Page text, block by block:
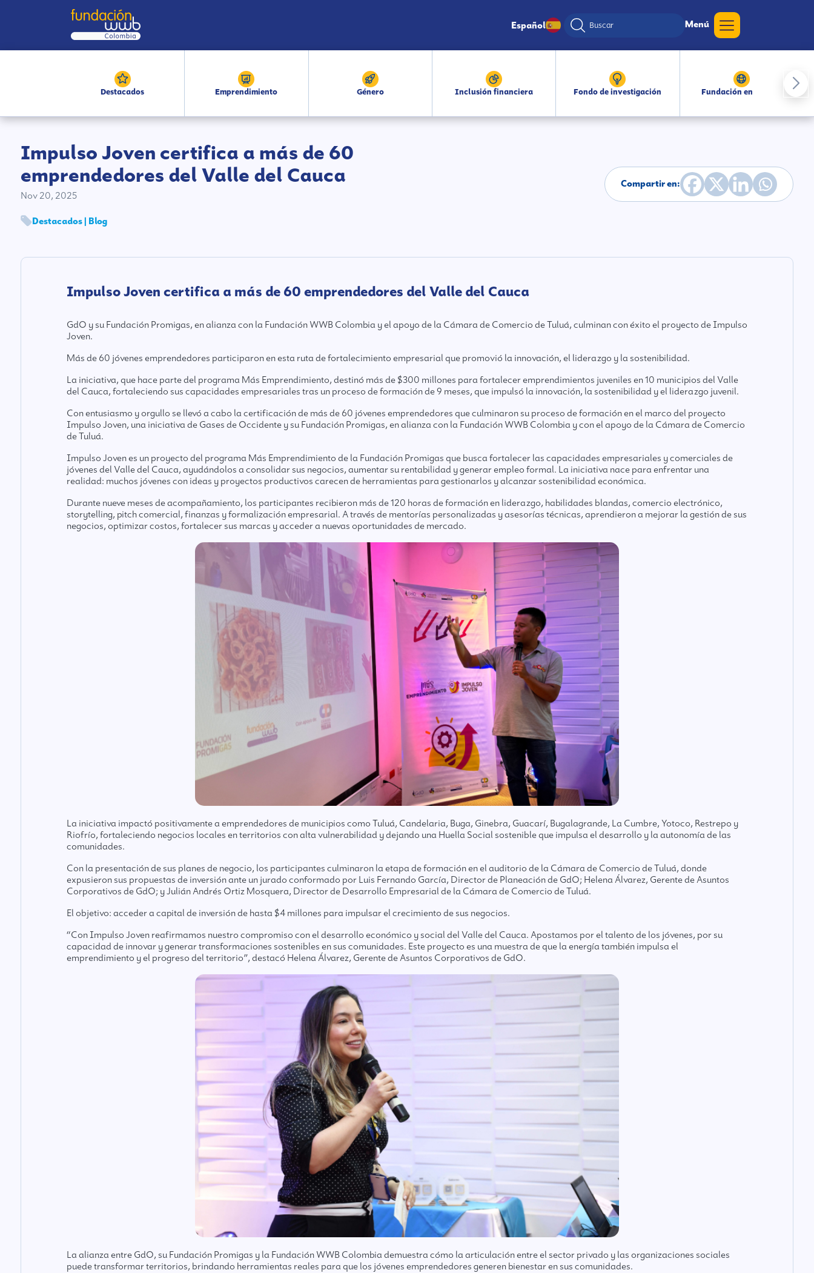
Español Menú
Destacados Emprendimiento Género Inclusión financiera Fondo de investigación Fundación en medios
Impulso Joven certifica a más de 60
emprendedores del Valle del Cauca
Nov 20, 2025
Destacados | Blog
Compartir en:
Impulso Joven certifica a más de 60 emprendedores del Valle del Cauca
GdO y su Fundación Promigas, en alianza con la Fundación WWB Colombia y el apoyo de la Cámara de Comercio de Tuluá, culminan con éxito el proyecto de Impulso
Joven.
Más de 60 jóvenes emprendedores participaron en esta ruta de fortalecimiento empresarial que promovió la innovación, el liderazgo y la sostenibilidad.
La iniciativa, que hace parte del programa Más Emprendimiento, destinó más de $300 millones para fortalecer emprendimientos juveniles en 10 municipios del Valle
del Cauca, fortaleciendo sus capacidades empresariales tras un proceso de formación de 9 meses, que impulsó la innovación, la sostenibilidad y el liderazgo juvenil.
Con entusiasmo y orgullo se llevó a cabo la certificación de más de 60 jóvenes emprendedores que culminaron su proceso de formación en el marco del proyecto
Impulso Joven, una iniciativa de Gases de Occidente y su Fundación Promigas, en alianza con la Fundación WWB Colombia y con el apoyo de la Cámara de Comercio
de Tuluá.
Impulso Joven es un proyecto del programa Más Emprendimiento de la Fundación Promigas que busca fortalecer las capacidades empresariales y comerciales de
jóvenes del Valle del Cauca, ayudándolos a consolidar sus negocios, aumentar su rentabilidad y generar empleo formal. La iniciativa nace para enfrentar una
realidad: muchos jóvenes con ideas y proyectos productivos carecen de herramientas para gestionarlos y alcanzar sostenibilidad económica.
Durante nueve meses de acompañamiento, los participantes recibieron más de 120 horas de formación en liderazgo, habilidades blandas, comercio electrónico,
storytelling, pitch comercial, finanzas y formalización empresarial. A través de mentorías personalizadas y asesorías técnicas, aprendieron a mejorar la gestión de sus
negocios, optimizar costos, fortalecer sus marcas y acceder a nuevas oportunidades de mercado.
La iniciativa impactó positivamente a emprendedores de municipios como Tuluá, Candelaria, Buga, Ginebra, Guacarí, Bugalagrande, La Cumbre, Yotoco, Restrepo y
Riofrío, fortaleciendo negocios locales en territorios con alta vulnerabilidad y dejando una Huella Social sostenible que impulsa el desarrollo y la autonomía de las
comunidades.
Con la presentación de sus planes de negocio, los participantes culminaron la etapa de formación en el auditorio de la Cámara de Comercio de Tuluá, donde
expusieron sus propuestas de inversión ante un jurado conformado por Luis Fernando García, Director de Planeación de GdO; Helena Álvarez, Gerente de Asuntos
Corporativos de GdO; y Julián Andrés Ortiz Mosquera, Director de Desarrollo Empresarial de la Cámara de Comercio de Tuluá.
El objetivo: acceder a capital de inversión de hasta $4 millones para impulsar el crecimiento de sus negocios.
“Con Impulso Joven reafirmamos nuestro compromiso con el desarrollo económico y social del Valle del Cauca. Apostamos por el talento de los jóvenes, por su
capacidad de innovar y generar transformaciones sostenibles en sus comunidades. Este proyecto es una muestra de que la energía también impulsa el
emprendimiento y el progreso del territorio”, destacó Helena Álvarez, Gerente de Asuntos Corporativos de GdO.
La alianza entre GdO, su Fundación Promigas y la Fundación WWB Colombia demuestra cómo la articulación entre el sector privado y las organizaciones sociales
puede transformar territorios, brindando herramientas reales para que los jóvenes emprendedores generen bienestar en sus comunidades.